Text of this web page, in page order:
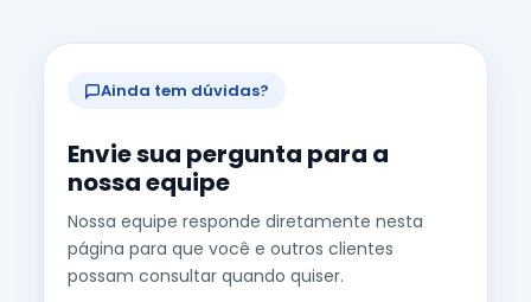
Ainda tem dúvidas?
Envie sua pergunta para a
nossa equipe
Nossa equipe responde diretamente nesta
página para que você e outros clientes
possam consultar quando quiser.